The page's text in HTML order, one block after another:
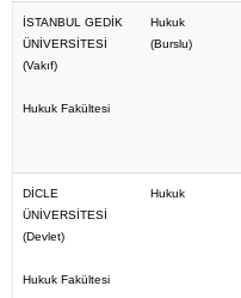
İSTANBUL GEDİK
ÜNİVERSİTESİ
(Vakıf)
Hukuk Fakültesi
Hukuk
(Burslu)
DİCLE
ÜNİVERSİTESİ
(Devlet)
Hukuk Fakültesi
Hukuk